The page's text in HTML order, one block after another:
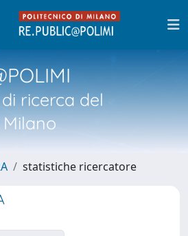
ricerca del
statistiche ricercatore